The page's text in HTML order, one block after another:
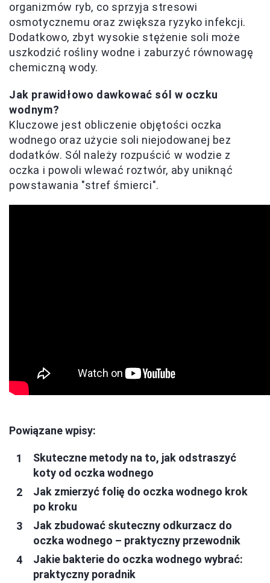
organizmów ryb, co sprzyja stresowi
osmotycznemu oraz zwiększa ryzyko infekcji.
Dodatkowo, zbyt wysokie stężenie soli może
uszkodzić rośliny wodne i zaburzyć równowagę
chemiczną wody.
Jak prawidłowo dawkować sól w oczku
wodnym?
Kluczowe jest obliczenie objętości oczka
wodnego oraz użycie soli niejodowanej bez
dodatków. Sól należy rozpuścić w wodzie z
oczka i powoli wlewać roztwór, aby uniknąć
powstawania "stref śmierci".
Powiązane wpisy:
Skuteczne metody na to, jak odstraszyć
koty od oczka wodnego
Jak zmierzyć folię do oczka wodnego krok
po kroku
Jak zbudować skuteczny odkurzacz do
oczka wodnego – praktyczny przewodnik
Jakie bakterie do oczka wodnego wybrać:
praktyczny poradnik